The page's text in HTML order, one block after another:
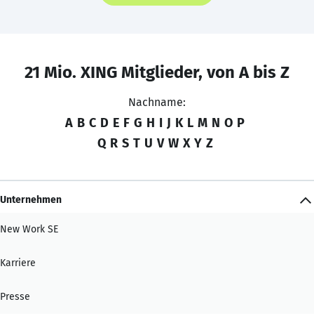
21 Mio. XING Mitglieder, von A bis Z
Nachname:
A B C D E F G H I J K L M N O P
Q R S T U V W X Y Z
Unternehmen
New Work SE
Karriere
Presse